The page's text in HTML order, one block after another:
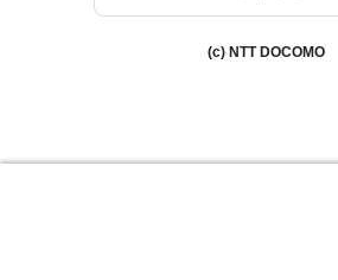
(c) NTT DOCOMO